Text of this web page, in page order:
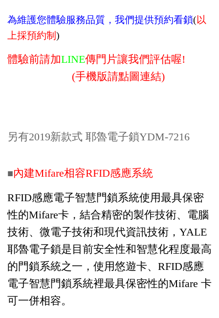
為維護您體驗服務品質，我們提供預約看鎖(以
上採預約制 )
體驗前請加LINE傳門片讓我們評估喔!
(手機版請點圖連結)
另有2019新款式 耶魯電子鎖YDM-7216
■內建Mifare相容RFID感應系統
RFID感應電子智慧門鎖系統使用最具保密
性的Mifare卡，結合精密的製作技術、電腦
技術、 微電子技術和現代資訊技術，YALE
耶魯電子鎖是目前安全性和智慧化程度最高
的門鎖系統之一，使用悠遊卡、 RFID感應
電子智慧門鎖系統裡最具保密性的Mifare 卡
可一併相容。